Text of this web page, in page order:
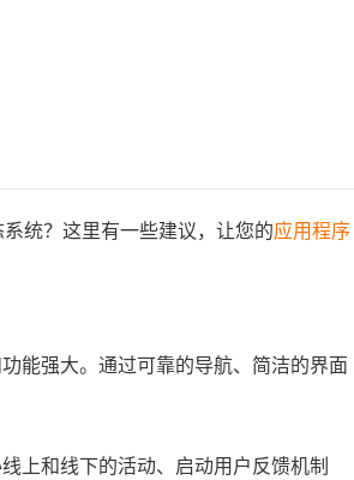
统？这里有一些建议，让您的应用程序
能强大。通过可靠的导航、简洁的界面
上和线下的活动、启动用户反馈机制